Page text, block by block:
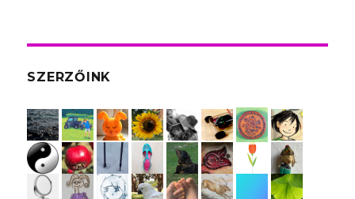
SZERZŐINK